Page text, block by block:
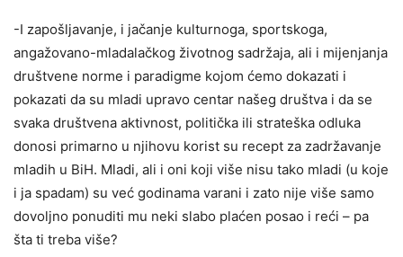
-I zapošljavanje, i jačanje kulturnoga, sportskoga,
angažovano-mladalačkog životnog sadržaja, ali i mijenjanja
društvene norme i paradigme kojom ćemo dokazati i
pokazati da su mladi upravo centar našeg društva i da se
svaka društvena aktivnost, politička ili strateška odluka
donosi primarno u njihovu korist su recept za zadržavanje
mladih u BiH. Mladi, ali i oni koji više nisu tako mladi (u koje
i ja spadam) su već godinama varani i zato nije više samo
dovoljno ponuditi mu neki slabo plaćen posao i reći – pa
šta ti treba više?